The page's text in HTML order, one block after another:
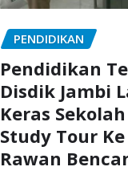
PENDIDIKAN
Pendidikan
Disdik Jambi
Keras
Study Tour
Rawan